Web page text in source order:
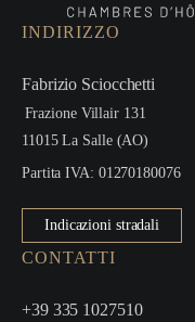
INDIRIZZO
Fabrizio Sciocchetti
Frazione Villair 131
11015 La Salle (AO)
Partita IVA: 01270180076
Indicazioni stradali
CONTATTI
+39 335 1027510